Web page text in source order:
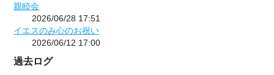
親睦会
2026/06/28 17:51
イエスのみ心のお祝い
2026/06/12 17:00
過去ログ